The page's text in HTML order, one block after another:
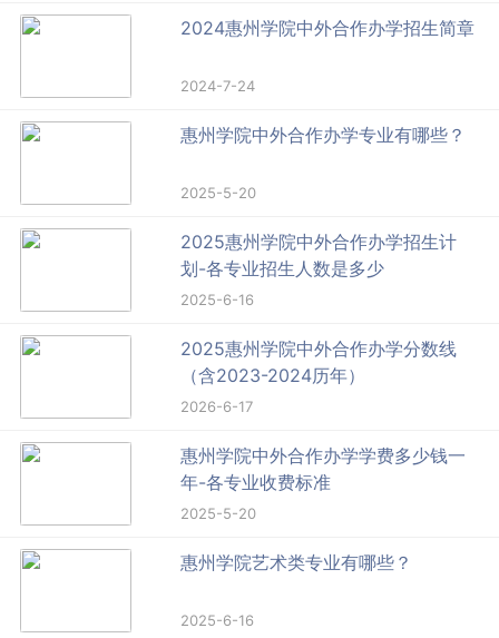
2024惠州学院中外合作办学招生简章
2024-7-24
惠州学院中外合作办学专业有哪些？
2025-5-20
2025惠州学院中外合作办学招生计
划-各专业招生人数是多少
2025-6-16
2025惠州学院中外合作办学分数线
（含2023-2024历年）
2026-6-17
惠州学院中外合作办学学费多少钱一
年-各专业收费标准
2025-5-20
惠州学院艺术类专业有哪些？
2025-6-16